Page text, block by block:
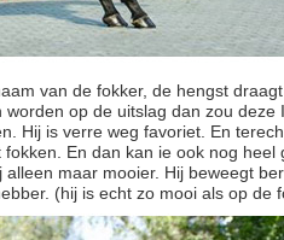
van de fokker, de hengst
op de uitslag dan zou deze
Hij is verre weg favoriet. En
fokken. En dan kan ie ook nog heel
maar mooier. Hij beweegt
(hij is echt zo mooi als op de